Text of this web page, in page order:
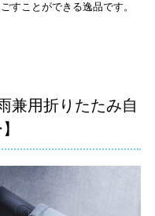
すことができる逸品です。
兼用折りたたみ自